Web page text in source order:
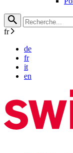
fr
de
fr
it
en